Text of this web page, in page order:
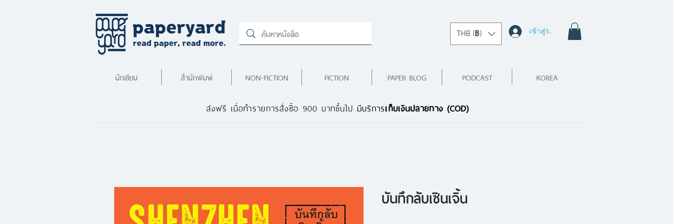
THB (฿) เข้าสู่ระบบ
นักเขียน สำนักพิมพ์ NON-FICTION FICTION PAPER BLOG PODCAST KOREA
บันทึกลับเซินเจิ้น
ส่งฟรี เมื่อทำรายการสั่งซื้อ 900 บาทขึ้นไป มีบริการเก็บเงินปลายทาง (COD)